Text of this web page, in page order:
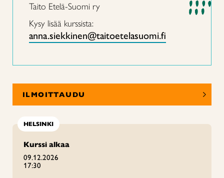
Taito Etelä-Suomi ry
Kysy lisää kurssista:
anna.siekkinen@taitoetelasuomi.fi
ILMOITTAUDU
HELSINKI
Kurssi alkaa
09.12.2026
17:30